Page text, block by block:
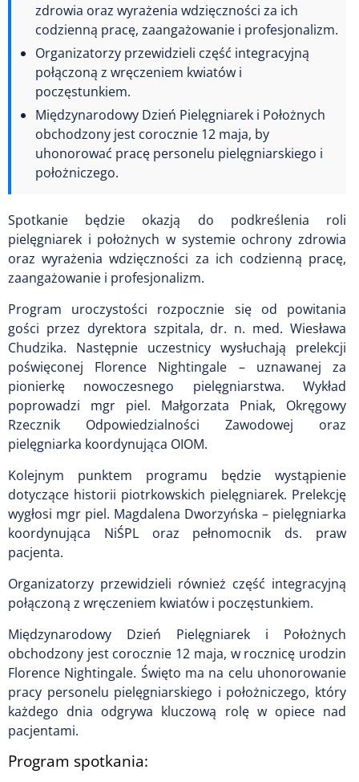
zdrowia oraz wyrażenia wdzięczności za ich
codzienną pracę, zaangażowanie i profesjonalizm.
Organizatorzy przewidzieli część integracyjną
połączoną z wręczeniem kwiatów i
poczęstunkiem.
Międzynarodowy Dzień Pielęgniarek i Położnych
obchodzony jest corocznie 12 maja, by
uhonorować pracę personelu pielęgniarskiego i
położniczego.
Spotkanie będzie okazją do podkreślenia roli
pielęgniarek i położnych w systemie ochrony zdrowia
oraz wyrażenia wdzięczności za ich codzienną pracę,
zaangażowanie i profesjonalizm.
Program uroczystości rozpocznie się od powitania
gości przez dyrektora szpitala, dr. n. med. Wiesława
Chudzika. Następnie uczestnicy wysłuchają prelekcji
poświęconej Florence Nightingale – uznawanej za
pionierkę nowoczesnego pielęgniarstwa. Wykład
poprowadzi mgr piel. Małgorzata Pniak, Okręgowy
Rzecznik Odpowiedzialności Zawodowej oraz
pielęgniarka koordynująca OIOM.
Kolejnym punktem programu będzie wystąpienie
dotyczące historii piotrkowskich pielęgniarek. Prelekcję
wygłosi mgr piel. Magdalena Dworzyńska – pielęgniarka
koordynująca NiŚPL oraz pełnomocnik ds. praw
pacjenta.
Organizatorzy przewidzieli również część integracyjną
połączoną z wręczeniem kwiatów i poczęstunkiem.
Międzynarodowy Dzień Pielęgniarek i Położnych
obchodzony jest corocznie 12 maja, w rocznicę urodzin
Florence Nightingale. Święto ma na celu uhonorowanie
pracy personelu pielęgniarskiego i położniczego, który
każdego dnia odgrywa kluczową rolę w opiece nad
pacjentami.
Program spotkania: